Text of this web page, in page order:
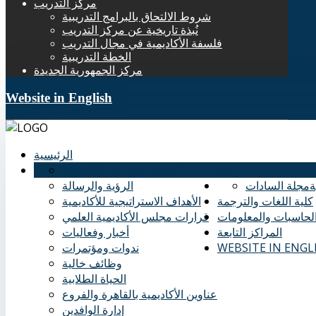
مركز التدريب
شروط الالتحاق بالبرامج التدريبية
نُبذة تاريخية عن مركز التدريب
فلسفة الأكاديمية في مجال التدريب
الخطة التدريبية
مركز الجمهورية الجديدة
Website in English
الرئيسية
الرؤية والرسالة
الأهداف الاستراتيجية للأكاديمية
قرارات مجلس الأكاديمية العلمي
أخبار وفعاليات
ندوات ومؤتمرات
وظائف خالية
الحياة الطلابية
عناوين الأكاديمية بالقاهرة والفروع
إدارة الوافدين
مجلة السادات
كلية اللغات والترجمة
والمعلومات
المراكز التابعة
WEBSITE IN